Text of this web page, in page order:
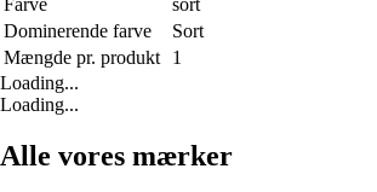
Farve
sort
Dominerende farve
Sort
Mængde pr. produkt
1
Loading...
Loading...
Alle vores mærker